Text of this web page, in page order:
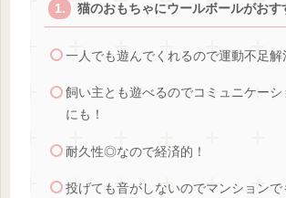
猫のおもちゃにウールボールがおす
一人でも遊んでくれるので運動不足解
飼い主とも遊べるのでコミュニケーシ
にも！
耐久性◎なので経済的！
投げても音がしないのでマンションで